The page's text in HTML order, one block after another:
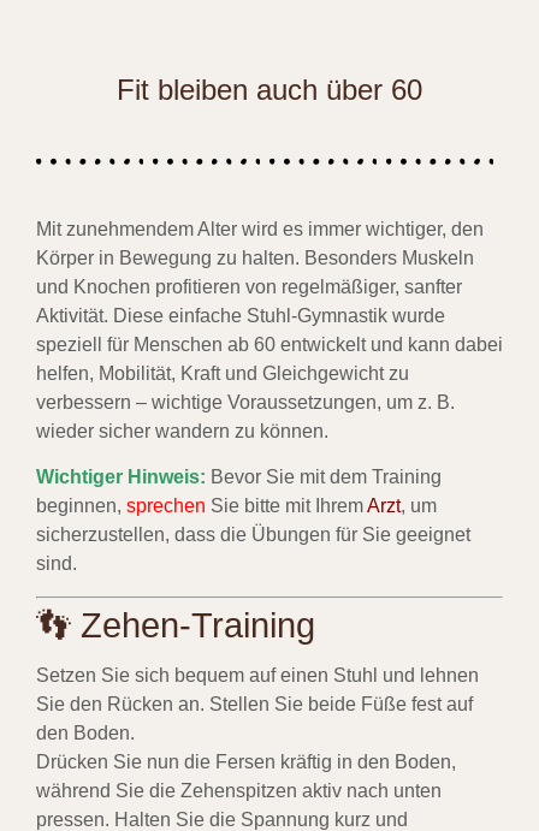
Fit bleiben auch über 60
Mit zunehmendem Alter wird es immer wichtiger, den
Körper in Bewegung zu halten. Besonders Muskeln
und Knochen profitieren von regelmäßiger, sanfter
Aktivität. Diese einfache Stuhl-Gymnastik wurde
speziell für Menschen ab 60 entwickelt und kann dabei
helfen, Mobilität, Kraft und Gleichgewicht zu
verbessern – wichtige Voraussetzungen, um z. B.
wieder sicher wandern zu können.
Wichtiger Hinweis: Bevor Sie mit dem Training
beginnen, sprechen Sie bitte mit IhremArzt, um
sicherzustellen, dass die Übungen für Sie geeignet
sind.
👣 Zehen-Training
Setzen Sie sich bequem auf einen Stuhl und lehnen
Sie den Rücken an. Stellen Sie beide Füße fest auf
den Boden.
Drücken Sie nun die Fersen kräftig in den Boden,
während Sie die Zehenspitzen aktiv nach unten
pressen. Halten Sie die Spannung kurz und